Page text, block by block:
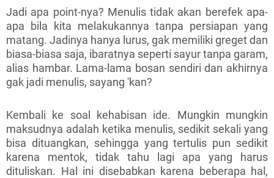
Jadi apa point-nya? Menulis tidak akan berefek apa-
apa bila kita melakukannya tanpa persiapan yang
matang. Jadinya hanya lurus, gak memiliki greget dan
biasa-biasa saja, ibaratnya seperti sayur tanpa garam,
alias hambar. Lama-lama bosan sendiri dan akhirnya
gak jadi menulis, sayang 'kan?
Kembali ke soal kehabisan ide. Mungkin mungkin
maksudnya adalah ketika menulis, sedikit sekali yang
bisa dituangkan, sehingga yang tertulis pun sedikit
karena mentok, tidak tahu lagi apa yang harus
dituliskan. Hal ini disebabkan karena beberapa hal,